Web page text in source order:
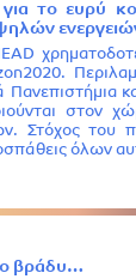
για το ευρύ
στον
Στόχος του
όλων
βράδυ…